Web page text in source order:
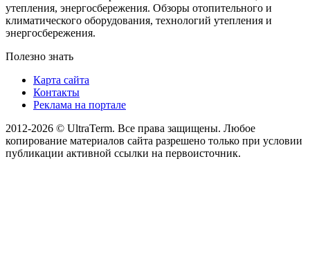
утепления, энергосбережения. Обзоры отопительного и
климатического оборудования, технологий утепления и
энергосбережения.
Полезно знать
Карта сайта
Контакты
Реклама на портале
2012-2026 © UltraTerm. Все права защищены. Любое
копирование материалов сайта разрешено только при условии
публикации активной ссылки на первоисточник.